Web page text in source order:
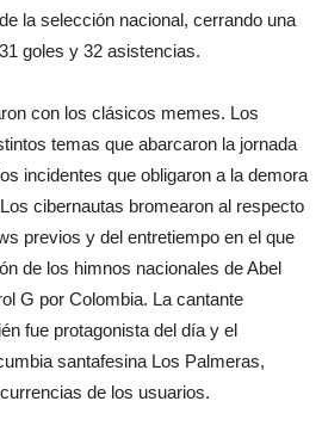
la selección nacional, cerrando una
goles y 32 asistencias.
con los clásicos memes. Los
temas que abarcaron la jornada
incidentes que obligaron a la demora
cibernautas bromearon al respecto
previos y del entretiempo en el que
de los himnos nacionales de Abel
G por Colombia. La cantante
fue protagonista del día y el
santafesina Los Palmeras,
de los usuarios.